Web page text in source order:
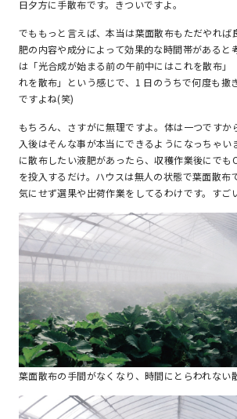
日夕方に手散布です。きついですよ。
でももっと言えば、本当は葉面散布もただやれば
肥の内容や成分によって効果的な時間帯があると
は「光合成が始まる前の午前中にはこれを散布」
れを散布」という感じで、1 日のうちで何度も撒
ですよね(笑)
もちろん、さすがに無理ですよ。体は一つですか
入後はそんな事が本当にできるようになっちゃい
に散布したい液肥があったら、収穫作業後にでも
を投入するだけ。ハウスは無人の状態で葉面散布
気にせず選果や出荷作業をしてるわけです。すご
葉面散布の手間がなくなり、時間にとらわれない